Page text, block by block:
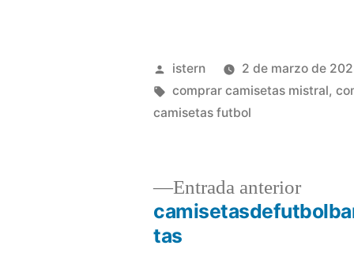
Publicado
por
istern 2 de marzo de
Etiquetas:
comprar camisetas mistral,
camisetas futbol
Navegación
Entrada anteriorEntrada
tas